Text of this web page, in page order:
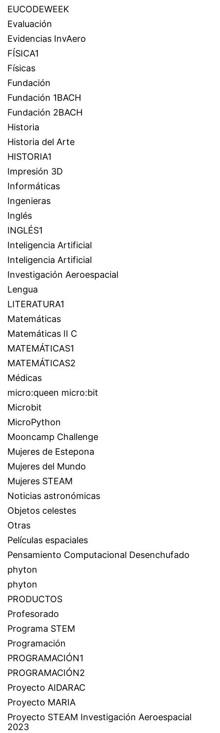
EUCODEWEEK
Evaluación
Evidencias InvAero
FÍSICA1
Físicas
Fundación
Fundación 1BACH
Fundación 2BACH
Historia
Historia del Arte
HISTORIA1
Impresión 3D
Informáticas
Ingenieras
Inglés
INGLÉS1
Inteligencia Artificial
Inteligencia Artificial
Investigación Aeroespacial
Lengua
LITERATURA1
Matemáticas
Matemáticas II C
MATEMÁTICAS1
MATEMÁTICAS2
Médicas
micro:queen micro:bit
Microbit
MicroPython
Mooncamp Challenge
Mujeres de Estepona
Mujeres del Mundo
Mujeres STEAM
Noticias astronómicas
Objetos celestes
Otras
Películas espaciales
Pensamiento Computacional Desenchufado
phyton
phyton
PRODUCTOS
Profesorado
Programa STEM
Programación
PROGRAMACIÓN1
PROGRAMACIÓN2
Proyecto AIDARAC
Proyecto MARIA
Proyecto STEAM Investigación Aeroespacial
2023